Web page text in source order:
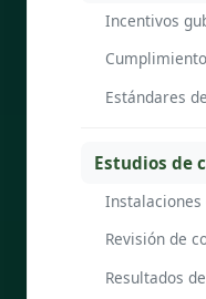
Incentivos
Estándares
Estudios de
Instalaciones
Revisión de
Resultados